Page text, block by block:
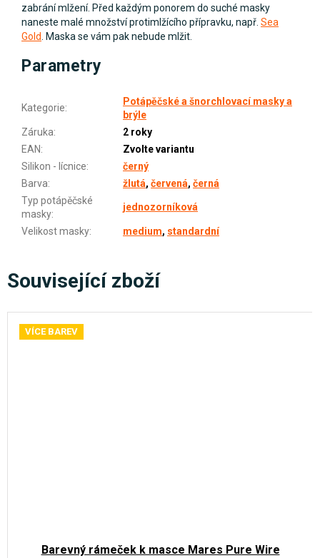
zabrání mlžení. Před každým ponorem do suché masky
naneste malé množství protimlžícího přípravku, např. Sea
Gold
. Maska se vám pak nebude mlžit.
Parametry
Kategorie:
Potápěčské a šnorchlovací masky a
brýle
Záruka:
2 roky
EAN:
Zvolte variantu
Silikon - lícnice:
černý
Barva: žlutá, červená, černá
Typ potápěčské
masky:
jednozorníková
Velikost masky: medium, standardní
Související zboží
VÍCE BAREV
Barevný rámeček k masce Mares Pure Wire